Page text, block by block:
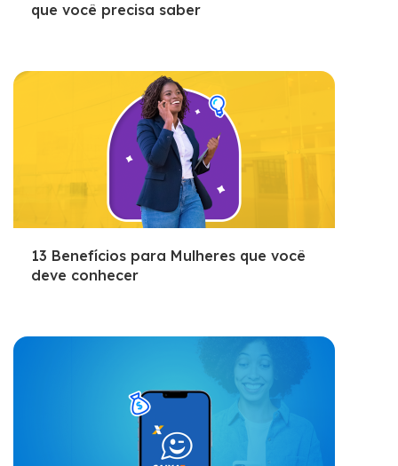
que você precisa saber
13 Benefícios para Mulheres que você
deve conhecer